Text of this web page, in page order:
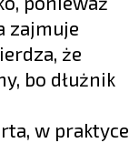
zajmuje
że
bo dłużnik
w praktyce